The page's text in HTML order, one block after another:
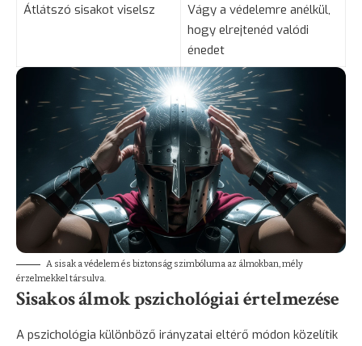
Átlátszó sisakot viselsz
Vágy a védelemre anélkül,
hogy elrejtenéd valódi
énedet
A sisak a védelem és biztonság szimbóluma az álmokban, mély
érzelmekkel társulva.
Sisakos álmok pszichológiai értelmezése
A pszichológia különböző irányzatai eltérő módon közelítik